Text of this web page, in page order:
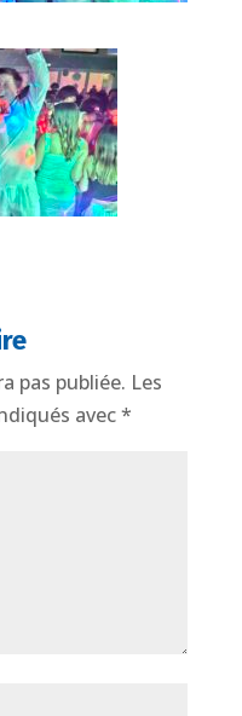
pas publiée. Les
avec*